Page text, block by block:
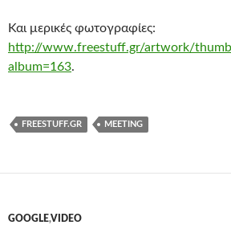
Και μερικές φωτογραφίες:
http://www.freestuff.gr/artwork/
album=163.
FREESTUFF.GR MEETING
GOOGLE,VIDEO